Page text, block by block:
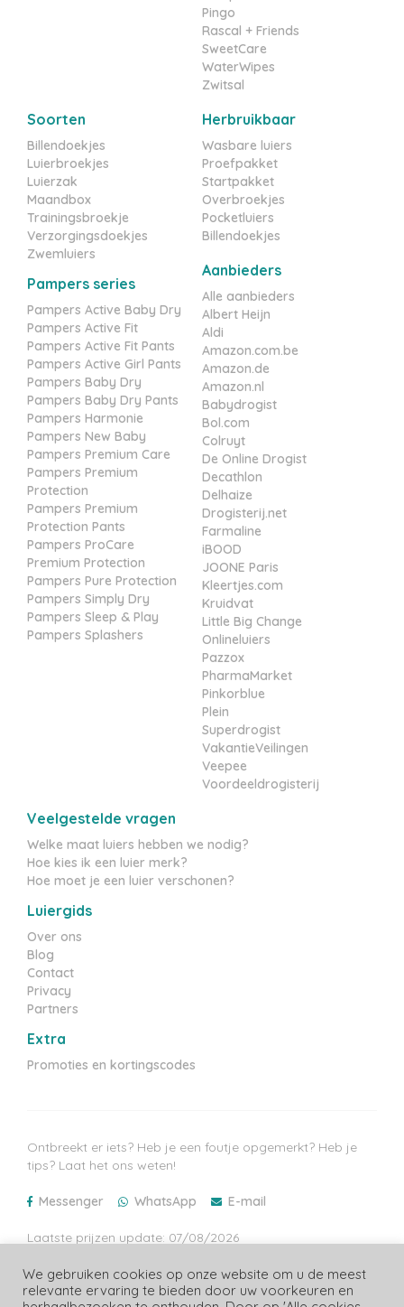
Pingo
Rascal + Friends
SweetCare
WaterWipes
Zwitsal
Soorten
Billendoekjes
Luierbroekjes
Luierzak
Maandbox
Trainingsbroekje
Verzorgingsdoekjes
Zwemluiers
Pampers series
Pampers Active Baby Dry
Pampers Active Fit
Pampers Active Fit Pants
Pampers Active Girl Pants
Pampers Baby Dry
Pampers Baby Dry Pants
Pampers Harmonie
Pampers New Baby
Pampers Premium Care
Pampers Premium
Protection
Pampers Premium
Protection Pants
Pampers ProCare
Premium Protection
Pampers Pure Protection
Pampers Simply Dry
Pampers Sleep & Play
Pampers Splashers
Herbruikbaar
Wasbare luiers
Proefpakket
Startpakket
Overbroekjes
Pocketluiers
Billendoekjes
Aanbieders
Alle aanbieders
Albert Heijn
Aldi
Amazon.com.be
Amazon.de
Amazon.nl
Babydrogist
Bol.com
Colruyt
De Online Drogist
Decathlon
Delhaize
Drogisterij.net
Farmaline
iBOOD
JOONE Paris
Kleertjes.com
Kruidvat
Little Big Change
Onlineluiers
Pazzox
PharmaMarket
Pinkorblue
Plein
Superdrogist
VakantieVeilingen
Veepee
Voordeeldrogisterij
Veelgestelde vragen
Welke maat luiers hebben we nodig?
Hoe kies ik een luier merk?
Hoe moet je een luier verschonen?
Luiergids
Over ons
Blog
Contact
Privacy
Partners
Extra
Promoties en kortingscodes
Ontbreekt er iets? Heb je een foutje opgemerkt? Heb je
tips? Laat het ons weten!
Messenger WhatsApp E-mail
Laatste prijzen update: 07/08/2026
We gebruiken cookies op onze website om u de meest
relevante ervaring te bieden door uw voorkeuren en